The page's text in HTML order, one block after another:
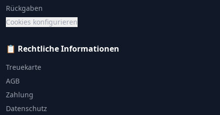
Rückgaben
Cookies konfigurieren
📋 Rechtliche Informationen
Treuekarte
AGB
Zahlung
Datenschutz